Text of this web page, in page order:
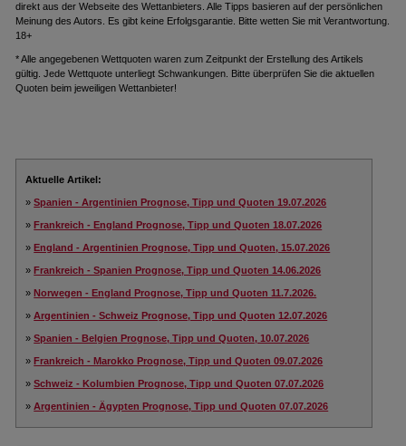
direkt aus der Webseite des Wettanbieters. Alle Tipps basieren auf der persönlichen
Meinung des Autors. Es gibt keine Erfolgsgarantie. Bitte wetten Sie mit Verantwortung.
18+
* Alle angegebenen Wettquoten waren zum Zeitpunkt der Erstellung des Artikels
gültig. Jede Wettquote unterliegt Schwankungen. Bitte überprüfen Sie die aktuellen
Quoten beim jeweiligen Wettanbieter!
Aktuelle Artikel:
»Spanien - Argentinien Prognose, Tipp und Quoten 19.07.2026
»Frankreich - England Prognose, Tipp und Quoten 18.07.2026
»England - Argentinien Prognose, Tipp und Quoten, 15.07.2026
»Frankreich - Spanien Prognose, Tipp und Quoten 14.06.2026
»Norwegen - England Prognose, Tipp und Quoten 11.7.2026.
»Argentinien - Schweiz Prognose, Tipp und Quoten 12.07.2026
»Spanien - Belgien Prognose, Tipp und Quoten, 10.07.2026
»Frankreich - Marokko Prognose, Tipp und Quoten 09.07.2026
»Schweiz - Kolumbien Prognose, Tipp und Quoten 07.07.2026
»Argentinien - Ägypten Prognose, Tipp und Quoten 07.07.2026